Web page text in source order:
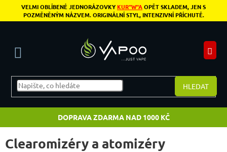
Přejít na obsah
VELMI OBLÍBENÉ JEDNORÁZOVKYKUR"W"AOPĚT SKLADEM, JEN S
POZMĚNĚNÝM NÁZVEM. ORIGINÁLNÍ STYL, INTENZIVNÍ PŘÍCHUTĚ.
HLEDAT
DOPRAVA ZDARMA NAD 1000 KČ
Clearomizéry a atomizéry